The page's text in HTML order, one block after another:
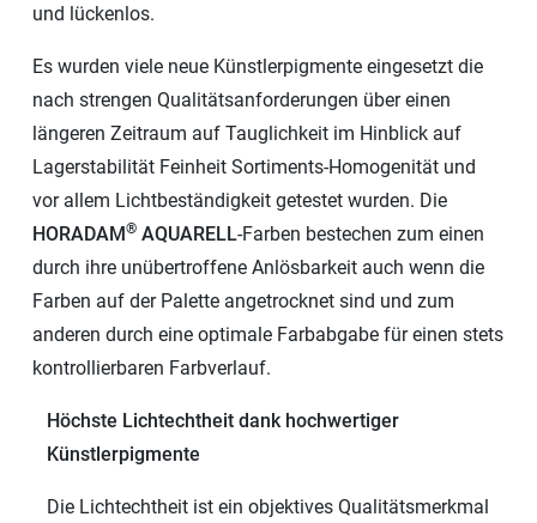
und lückenlos.
Es wurden viele neue Künstlerpigmente eingesetzt die
nach strengen Qualitätsanforderungen über einen
längeren Zeitraum auf Tauglichkeit im Hinblick auf
Lagerstabilität Feinheit Sortiments-Homogenität und
vor allem Lichtbeständigkeit getestet wurden. Die
HORADAM® AQUARELL-Farben bestechen zum einen
durch ihre unübertroffene Anlösbarkeit auch wenn die
Farben auf der Palette angetrocknet sind und zum
anderen durch eine optimale Farbabgabe für einen stets
kontrollierbaren Farbverlauf.
Höchste Lichtechtheit dank hochwertiger
Künstlerpigmente
Die Lichtechtheit ist ein objektives Qualitätsmerkmal